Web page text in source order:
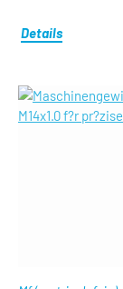
Details